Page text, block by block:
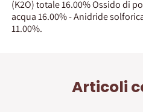
(K2O) totale 16.00% Ossido di
acqua 16.00% - Anidride
11.00%.
Articoli